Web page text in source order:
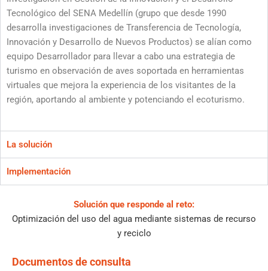
Tecnológico del SENA Medellín (grupo que desde 1990
desarrolla investigaciones de Transferencia de Tecnología,
Innovación y Desarrollo de Nuevos Productos) se alían como
equipo Desarrollador para llevar a cabo una estrategia de
turismo en observación de aves soportada en herramientas
virtuales que mejora la experiencia de los visitantes de la
región, aportando al ambiente y potenciando el ecoturismo.
La solución
Implementación
Solución que responde al reto:
Optimización del uso del agua mediante sistemas de recurso
y reciclo
Documentos de consulta